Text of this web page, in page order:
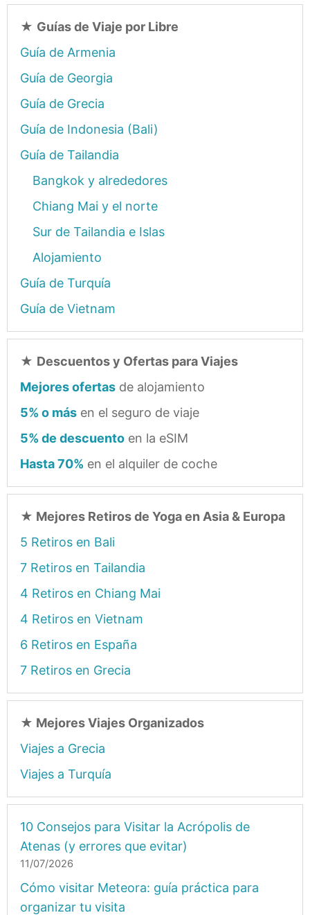
★ Guías de Viaje por Libre
Guía de Armenia
Guía de Georgia
Guía de Grecia
Guía de Indonesia (Bali)
Guía de Tailandia
Bangkok y alrededores
Chiang Mai y el norte
Sur de Tailandia e Islas
Alojamiento
Guía de Turquía
Guía de Vietnam
★ Descuentos y Ofertas para Viajes
Mejores ofertas de alojamiento
5% o más en el seguro de viaje
5% de descuento en la eSIM
Hasta 70% en el alquiler de coche
★ Mejores Retiros de Yoga en Asia & Europa
5 Retiros en Bali
7 Retiros en Tailandia
4 Retiros en Chiang Mai
4 Retiros en Vietnam
6 Retiros en España
7 Retiros en Grecia
★ Mejores Viajes Organizados
Viajes a Grecia
Viajes a Turquía
10 Consejos para Visitar la Acrópolis de
Atenas (y errores que evitar)
11/07/2026
Cómo visitar Meteora: guía práctica para
organizar tu visita